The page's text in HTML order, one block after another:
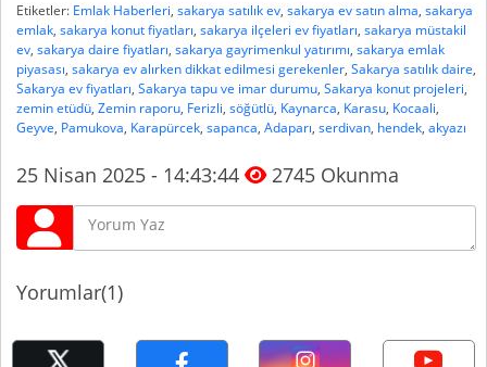
Etiketler: Emlak Haberleri, sakarya satılık ev, sakarya ev satın alma, sakarya
emlak, sakarya konut fiyatları, sakarya ilçeleri ev fiyatları, sakarya müstakil
ev, sakarya daire fiyatları, sakarya gayrimenkul yatırımı, sakarya emlak
piyasası, sakarya ev alırken dikkat edilmesi gerekenler, Sakarya satılık daire,
Sakarya ev fiyatları, Sakarya tapu ve imar durumu, Sakarya konut projeleri,
zemin etüdü, Zemin raporu, Ferizli, söğütlü, Kaynarca, Karasu, Kocaali,
Geyve, Pamukova, Karapürcek, sapanca, Adaparı, serdivan, hendek, akyazı
25 Nisan 2025 - 14:43:44 2745 Okunma
Yorumlar(1)